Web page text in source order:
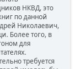
НКВД, это
по данной
Николаевич,
Более того, в
для
требуется